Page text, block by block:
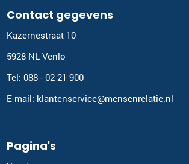
Contact gegevens
Kazernestraat 10
5928 NL Venlo
Tel: 088 - 02 21 900
E-mail: klantenservice@mensenrelatie.nl
Pagina's